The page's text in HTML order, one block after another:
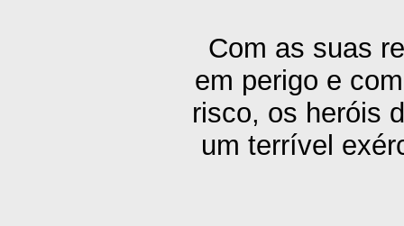
Com as suas
em perigo e
risco, os heróis
um terrível